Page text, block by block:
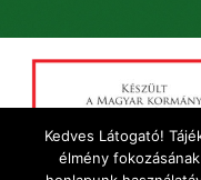
Kedves Látogató!
élmény